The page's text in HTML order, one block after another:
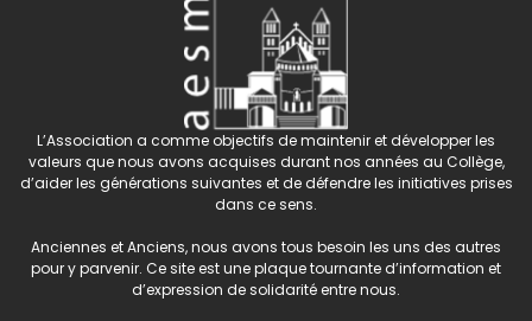
L’Association a comme objectifs de maintenir et développer les
valeurs que nous avons acquises durant nos années au Collège,
d’aider les générations suivantes et de défendre les initiatives prises
dans ce sens.
Anciennes et Anciens, nous avons tous besoin les uns des autres
pour y parvenir. Ce site est une plaque tournante d’information et
d’expression de solidarité entre nous.